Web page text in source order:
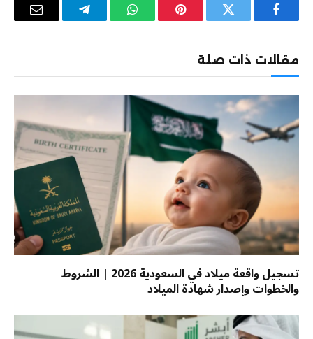
فيسبوك تويتر بينتيريستواتساب تيلقرام
البريد
مقالات ذات صلة
تسجيل واقعة ميلاد في السعودية 2026 | الشروط
والخطوات وإصدار شهادة الميلاد